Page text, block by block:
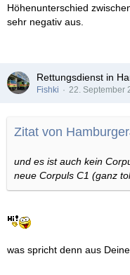
Höhenunterschied
sehr negativ aus.
Rettungsdienst in
Fishki 22. September
Zitat von
und es ist auch kein
neue Corpuls C1 (ganz
was spricht denn aus